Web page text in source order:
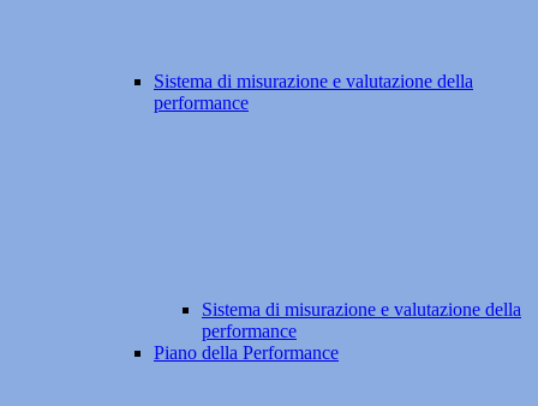
Sistema di misurazione e valutazione della
performance
Sistema di misurazione e valutazione della
performance
Piano della Performance